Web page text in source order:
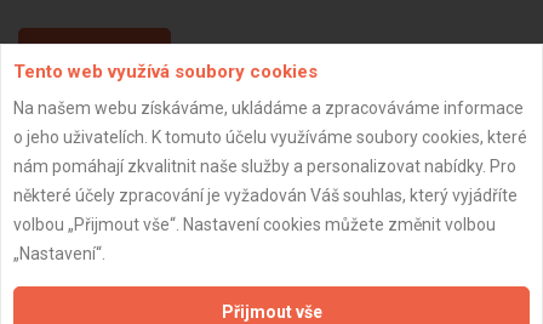
ZPĚT
Aktualizováno z portálu ARES dne 01.01.2024 05:15:08
Tento web využívá soubory cookies
Na našem webu získáváme, ukládáme a zpracováváme informace
o jeho uživatelích. K tomuto účelu využíváme soubory cookies, které
nám pomáhají zkvalitnit naše služby a personalizovat nabídky. Pro
některé účely zpracování je vyžadován Váš souhlas, který vyjádříte
volbou „Přijmout vše“. Nastavení cookies můžete změnit volbou
„Nastavení“.
Přijmout vše